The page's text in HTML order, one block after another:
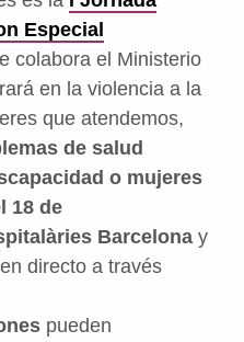
Especial
colabora el Ministerio
en la violencia a la
que atendemos,
de salud
o mujeres
18 de
Barcelonay
directo a través
pueden